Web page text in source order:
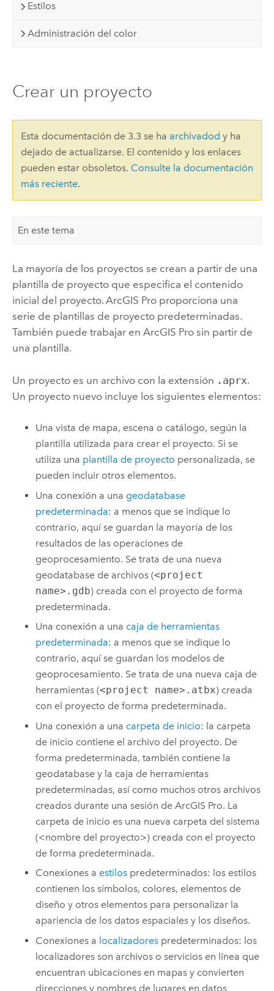
Estilos
Administración del color
Crear un proyecto
Esta documentación de 3.3 se ha archivadod y ha
dejado de actualizarse. El contenido y los enlaces
pueden estar obsoletos. Consulte la documentación
más reciente.
En este tema
La mayoría de los proyectos se crean a partir de una
plantilla de proyecto que especifica el contenido
inicial del proyecto. ArcGIS Proproporciona una
serie de plantillas de proyecto predeterminadas.
También puede trabajar en ArcGIS Prosin partir de
una plantilla.
Un proyecto es un archivo con la extensión .aprx.
Un proyecto nuevo incluye los siguientes elementos:
Una vista de mapa, escena o catálogo, según la
plantilla utilizada para crear el proyecto. Si se
utiliza una plantilla de proyecto personalizada, se
pueden incluir otros elementos.
Una conexión a una geodatabase
predeterminada: a menos que se indique lo
contrario, aquí se guardan la mayoría de los
resultados de las operaciones de
geoprocesamiento. Se trata de una nueva
geodatabase de archivos (<project
name>.gdb) creada con el proyecto de forma
predeterminada.
Una conexión a una caja de herramientas
predeterminada: a menos que se indique lo
contrario, aquí se guardan los modelos de
geoprocesamiento. Se trata de una nueva caja de
herramientas (<project name>.atbx) creada
con el proyecto de forma predeterminada.
Una conexión a una carpeta de inicio: la carpeta
de inicio contiene el archivo del proyecto. De
forma predeterminada, también contiene la
geodatabase y la caja de herramientas
predeterminadas, así como muchos otros archivos
creados durante una sesión deArcGIS Pro. La
carpeta de inicio es una nueva carpeta del sistema
(<nombre del proyecto>) creada con el proyecto
de forma predeterminada.
Conexiones a estilos predeterminados: los estilos
contienen los símbolos, colores, elementos de
diseño y otros elementos para personalizar la
apariencia de los datos espaciales y los diseños.
Conexiones a localizadores predeterminados: los
localizadores son archivos o servicios en línea que
encuentran ubicaciones en mapas y convierten
direcciones y nombres de lugares en datos